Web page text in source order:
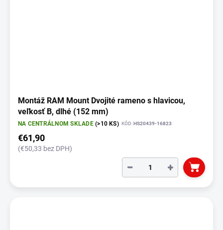
Montáž RAM Mount Dvojité rameno s hlavicou,
veľkosť B, dlhé (152 mm)
NA CENTRÁLNOM SKLADE(>10 KS) KÓD: HS20439-16823
€61,90
(€50,33 bez DPH)
+
−